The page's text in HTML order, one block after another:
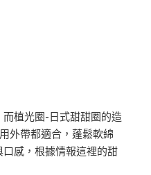
植光圈-日式甜甜圈的造
外帶都適合，蓬鬆軟綿
感，根據情報這裡的甜